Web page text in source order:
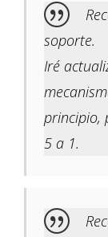
soporte.
Iré
principio,
5 a 1.